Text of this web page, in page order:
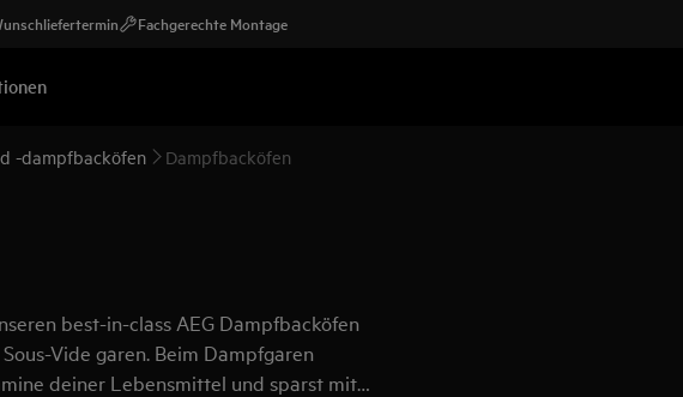
Fachgerechte Montage
-dampfbacköfen Dampfbacköfen
best-in-class AEG Dampfbacköfen
Vide garen. Beim Dampfgaren
deiner Lebensmittel und sparst mit